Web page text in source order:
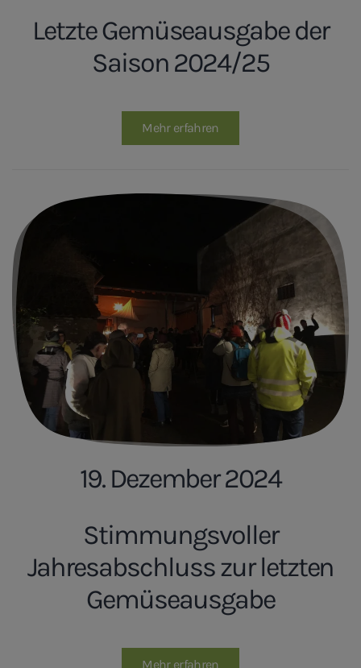
Letzte Gemüseausgabe der
Saison 2024/25
Mehr erfahren
19. Dezember 2024
Stimmungsvoller
Jahresabschluss zur letzten
Gemüseausgabe
Mehr erfahren